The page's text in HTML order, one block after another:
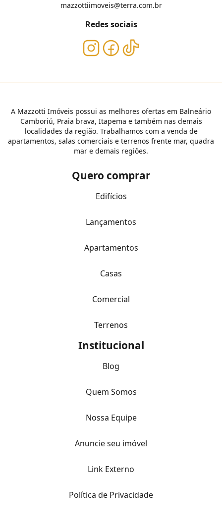
mazzottiimoveis@terra.com.br
Redes sociais
A Mazzotti Imóveis possui as melhores ofertas em Balneário
Camboriú, Praia brava, Itapema e também nas demais
localidades da região. Trabalhamos com a venda de
apartamentos, salas comerciais e terrenos frente mar, quadra
mar e demais regiões.
Quero comprar
Edifícios
Lançamentos
Apartamentos
Casas
Comercial
Terrenos
Institucional
Blog
Quem Somos
Nossa Equipe
Anuncie seu imóvel
Link Externo
Política de Privacidade